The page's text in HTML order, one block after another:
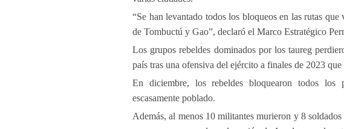
“Se han levantado todos los bloqueos en las rutas
de Tombuctú y Gao”, declaró el Marco Estratégico
Los grupos rebeldes dominados por los taureg
país tras una ofensiva del ejército a finales de 2023
En diciembre, los rebeldes bloquearon todos
escasamente poblado.
Además, al menos 10 militantes murieron y 8